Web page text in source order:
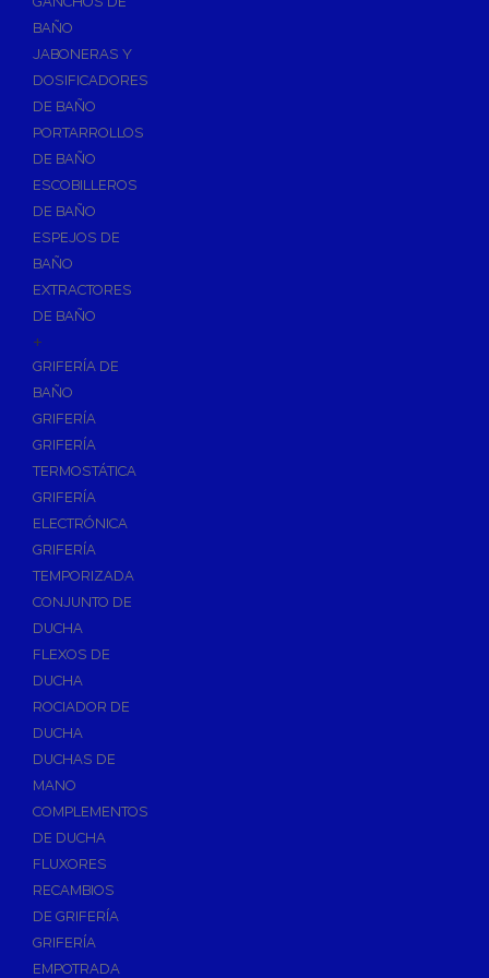
Accesorios y Grupos Contra Incendios
Calderas y estufas de biomasa
Sistemas de Energía Solar Térmica
Estructuras de soporte
Sistemas de Aerotermia
Sistemas de Energía Solar Fotovoltaica
Paneles
Inversores
Baterías
Estructuras
Fontanería
Aislamientos para Tuberías
Accesorios para Instalación de Gas
Válvulas para Gas
Accesorios y Repuestos de Gas
Baterias y Contadores
Bombas
Bombas Sumergibles
Bombas de Drenaje y Residual
Bombas de Superficies Horizontal y Vertical
Desagües
Válvulas de Desagüe
Válvulas para Platos de Ducha y Bañeras
Sifones
Sumideros y Botes Sifónicos
Accesorios para Desagüe
Flotadores y Boyas
BAÑO
JABONERAS Y
DOSIFICADORES
DE BAÑO
PORTARROLLOS
DE BAÑO
ESCOBILLEROS
DE BAÑO
ESPEJOS DE
BAÑO
EXTRACTORES
DE BAÑO
+
GRIFERÍA DE
BAÑO
GRIFERÍA
GRIFERÍA
TERMOSTÁTICA
GRIFERÍA
ELECTRÓNICA
GRIFERÍA
TEMPORIZADA
CONJUNTO DE
DUCHA
FLEXOS DE
DUCHA
ROCIADOR DE
DUCHA
DUCHAS DE
MANO
COMPLEMENTOS
DE DUCHA
FLUXORES
RECAMBIOS
DE GRIFERÍA
GRIFERÍA
EMPOTRADA